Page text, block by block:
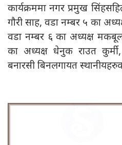
कार्यक्रममा नगर प्रमुख
गौरी साह, वडा नम्बर ५ का
वडा नम्बर ६ का अध्यक्ष
का अध्यक्ष धेनुक राउत
बनारसी बिनलगायत